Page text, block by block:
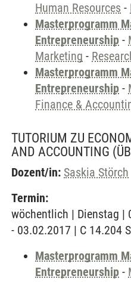
Human Resources -
Masterprogramm
Entrepreneurship -
Marketing -
Masterprogramm
Entrepreneurship -
Finance &
TUTORIUM ZU
AND ACCOUNTING
Dozent/in: Saskia Störch
Termin:
wöchentlich | Dienstag |
- 03.02.2017 | C 14.204
Masterprogramm
Entrepreneurship -